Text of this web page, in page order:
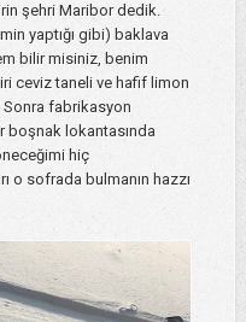
şehri Maribor dedik.
yaptığı gibi) baklava
bilir misiniz, benim
ceviz taneli ve hafif limon
Sonra fabrikasyon
boşnak lokantasında
hiç
o sofrada bulmanın hazzı